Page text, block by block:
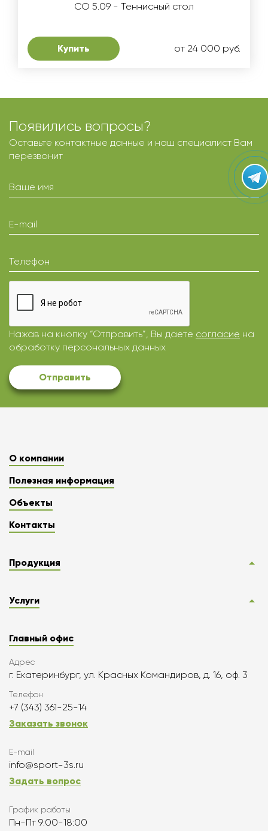
СО 5.09 - Теннисный стол
Купить от 24 000 руб.
Появились вопросы?
Оставьте контактные данные и наш специалист Вам
перезвонит
Ваше имя
E-mail
Телефон
Нажав на кнопку “Отправить”, Вы даете согласие на
обработку персональных данных
Отправить
О компании
Полезная информация
Объекты
Контакты
Продукция
Услуги
Главный офис
Адрес
г. Екатеринбург, ул. Красных Командиров, д. 16, оф. 3
Телефон
+7 (343) 361-25-14
Заказать звонок
E-mail
info@sport-3s.ru
Задать вопрос
График работы
Пн-Пт 9:00-18:00